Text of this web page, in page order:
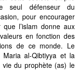
seul défenseur du
pour encourager
l’islam donne aux
en fonction des
de ce monde. Le
al-Qibtiyya et la
du prophète (as) le